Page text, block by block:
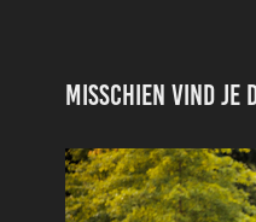
Misschien vind je